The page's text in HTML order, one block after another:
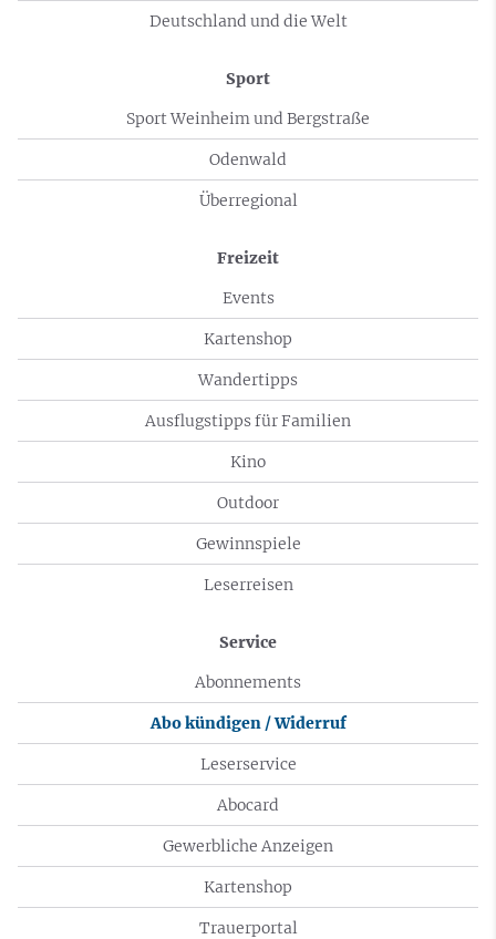
Deutschland und die Welt
Sport
Sport Weinheim und Bergstraße
Odenwald
Überregional
Freizeit
Events
Kartenshop
Wandertipps
Ausflugstipps für Familien
Kino
Outdoor
Gewinnspiele
Leserreisen
Service
Abonnements
Abo kündigen / Widerruf
Leserservice
Abocard
Gewerbliche Anzeigen
Kartenshop
Trauerportal